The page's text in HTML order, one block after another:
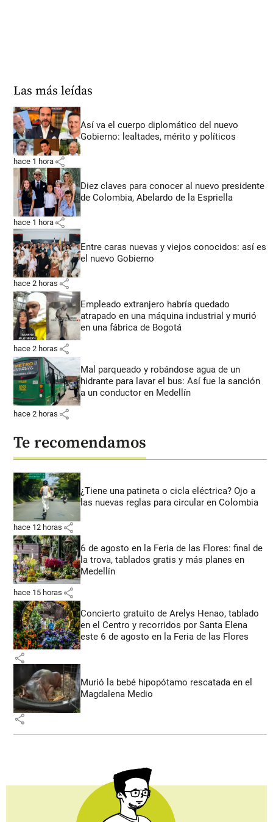
Las más leídas
Así va el cuerpo diplomático del nuevo
Gobierno: lealtades, mérito y políticos
hace 1 hora share
Diez claves para conocer al nuevo presidente
de Colombia, Abelardo de la Espriella
hace 1 hora share
Entre caras nuevas y viejos conocidos: así es
el nuevo Gobierno
hace 2 horas share
Empleado extranjero habría quedado
atrapado en una máquina industrial y murió
en una fábrica de Bogotá
hace 2 horas share
Mal parqueado y robándose agua de un
hidrante para lavar el bus: Así fue la sanción
a un conductor en Medellín
hace 2 horas share
Te recomendamos
¿Tiene una patineta o cicla eléctrica? Ojo a
las nuevas reglas para circular en Colombia
hace 12 horas share
6 de agosto en la Feria de las Flores: final de
la trova, tablados gratis y más planes en
Medellín
hace 15 horas share
Concierto gratuito de Arelys Henao, tablado
en el Centro y recorridos por Santa Elena
este 6 de agosto en la Feria de las Flores
share
Murió la bebé hipopótamo rescatada en el
Magdalena Medio
share